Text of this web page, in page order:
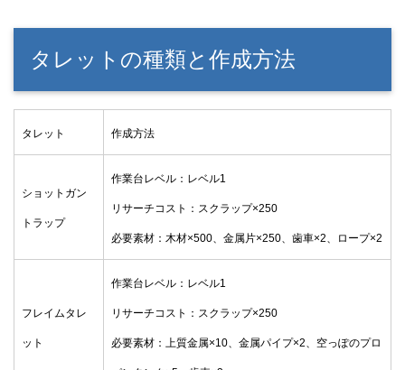
タレットの種類と作成方法
タレット 作成方法
ショットガン
トラップ
作業台レベル：レベル1
リサーチコスト：スクラップ×250
必要素材：木材×500、金属片×250、歯車×2、ロープ×2
フレイムタレ
ット
作業台レベル：レベル1
リサーチコスト：スクラップ×250
必要素材：上質金属×10、金属パイプ×2、空っぽのプロ